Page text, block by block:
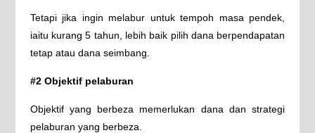
Tetapi jika ingin melabur untuk tempoh masa pendek,
iaitu kurang 5 tahun, lebih baik pilih dana berpendapatan
tetap atau dana seimbang.
#2 Objektif pelaburan
Objektif yang berbeza memerlukan dana dan strategi
pelaburan yang berbeza.